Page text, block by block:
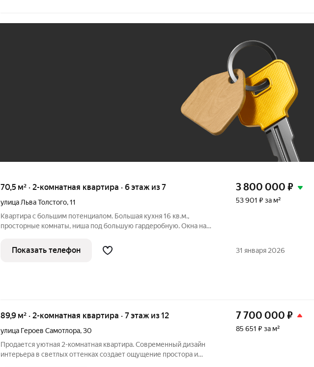
70,5 м² · 2-комнатная квартира · 6 этаж из 7
улица Льва Толстого,11
Квартира с большим потенциалом. Большая кухня 16 кв.м.,
просторные комнаты, ниша под большую гардеробную. Окна на
современный двор для детей. При покупке объекта
недвижимости, от нашей компании вы
3 800 000 ₽
53 901 ₽ за м²
Показать телефон 31 января 2026
89,9 м² · 2-комнатная квартира · 7 этаж из 12
улица Героев Самотлора,30
Продается уютная 2-комнатная квартира. Современный дизайн
интерьера в светлых оттенках создает ощущение простора и
7 700 000 ₽
85 651 ₽ за м²